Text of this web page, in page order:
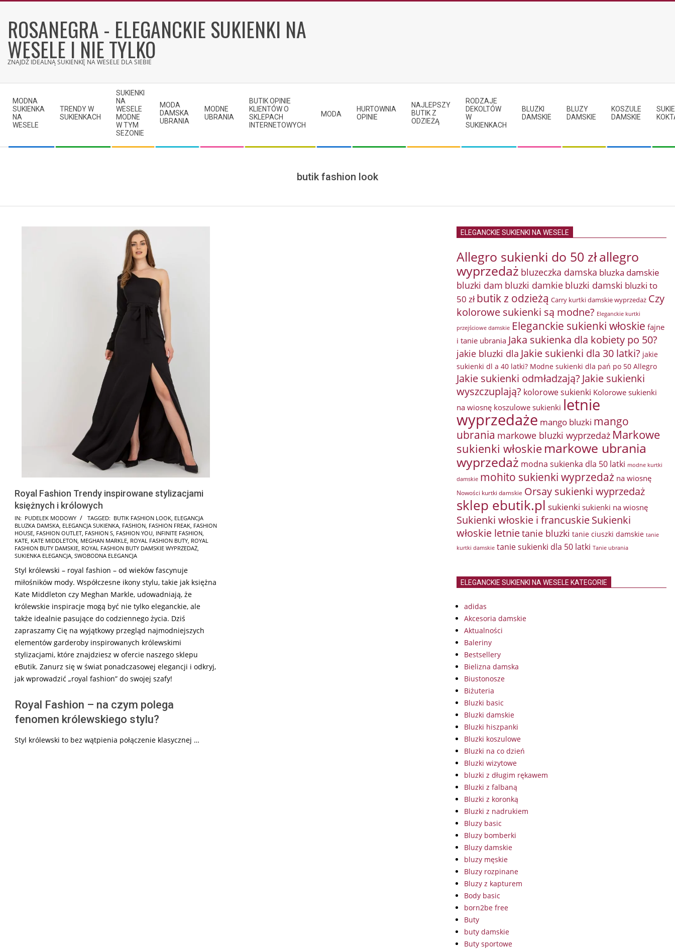
contentROSANEGRA - ELEGANCKIE SUKIENKI NA
WESELE I NIE TYLKO
ZNAJDŹ IDEALNĄ SUKIENKĘ NA WESELE DLA SIEBIE
Navigation
Menu
MODNA
SUKIENKA
NA
WESELE
TRENDY W
SUKIENKACH
SUKIENKI
NA
WESELE
MODNE
W TYM
SEZONIE
MODA
DAMSKA
UBRANIA
MODNE
UBRANIA
BUTIK OPINIE
KLIENTÓW O
SKLEPACH
INTERNETOWYCH
MODA
HURTOWNIA
OPINIE
NAJLEPSZY
BUTIK Z
ODZIEŻĄ
RODZAJE
DEKOLTÓW
W
SUKIENKACH
BLUZKI
DAMSKIE
BLUZY
DAMSKIE
KOSZULE
DAMSKIE
butik fashion look
Royal Fashion Trendy inspirowane stylizacjami
księżnych i królowych
2025-
01-
24
IN: PUDELEK MODOWY TAGGED: BUTIK FASHION LOOK, ELEGANCJA
BLUZKA DAMSKA, ELEGANCJA SUKIENKA, FASHION, FASHION FREAK, FASHION
HOUSE, FASHION OUTLET, FASHION S, FASHION YOU, INFINITE FASHION,
KATE, KATE MIDDLETON, MEGHAN MARKLE, ROYAL FASHION BUTY, ROYAL
FASHION BUTY DAMSKIE, ROYAL FASHION BUTY DAMSKIE WYPRZEDAŻ,
SUKIENKA ELEGANCJA, SWOBODNA ELEGANCJA
Styl królewski – royal fashion – od wieków fascynuje
miłośników mody. Współczesne ikony stylu, takie jak księżna
Kate Middleton czy Meghan Markle, udowadniają, że
królewskie inspiracje mogą być nie tylko eleganckie, ale
także idealnie pasujące do codziennego życia. Dziś
zapraszamy Cię na wyjątkowy przegląd najmodniejszych
elementów garderoby inspirowanych królewskimi
stylizacjami, które znajdziesz w ofercie naszego sklepu
eButik. Zanurz się w świat ponadczasowej elegancji i odkryj,
jak wprowadzić „royal fashion” do swojej szafy!
Royal Fashion – na czym polega
fenomen królewskiego stylu?
Styl królewski to bez wątpienia połączenie klasycznej …
ELEGANCKIE SUKIENKI NA WESELE
Allegro sukienki do 50 złallegro
wyprzedaż bluzeczka damska bluzka damskie
bluzki dam bluzki damkie bluzki damski bluzki to
50 zł butik z odzieżą Carry kurtki damskie wyprzedaż Czy
kolorowe sukienki są modne? Eleganckie kurtki
przejściowe damskie Eleganckie sukienki włoskie fajne
i tanie ubrania Jaka sukienka dla kobiety po 50?
jakie bluzki dla Jakie sukienki dla 30 latki? jakie
sukienki dl a 40 latki? Modne sukienki dla pań po 50 Allegro
Jakie sukienki odmładzają? Jakie sukienki
wyszczuplają? kolorowe sukienki Kolorowe sukienki
na wiosnę koszulowe sukienki letnie
wyprzedaże mango bluzki mango
ubrania markowe bluzki wyprzedaż Markowe
sukienki włoskie markowe ubrania
wyprzedaż modna sukienka dla 50 latki modne kurtki
damskie mohito sukienki wyprzedaż na wiosnę
Nowości kurtki damskie Orsay sukienki wyprzedaż
sklep ebutik.pl sukienki sukienki na wiosnę
Sukienki włoskie i francuskieSukienki
włoskie letnietanie bluzki tanie ciuszki damskie tanie
kurtki damskie tanie sukienki dla 50 latki Tanie ubrania
ELEGANCKIE SUKIENKI NA WESELE KATEGORIE
adidas
Akcesoria damskie
Aktualności
Baleriny
Bestsellery
Bielizna damska
Biustonosze
Biżuteria
Bluzki basic
Bluzki damskie
Bluzki hiszpanki
Bluzki koszulowe
Bluzki na co dzień
Bluzki wizytowe
bluzki z długim rękawem
Bluzki z falbaną
Bluzki z koronką
Bluzki z nadrukiem
Bluzy basic
Bluzy bomberki
Bluzy damskie
bluzy męskie
Bluzy rozpinane
Bluzy z kapturem
Body basic
born2be free
Buty
buty damskie
Buty sportowe